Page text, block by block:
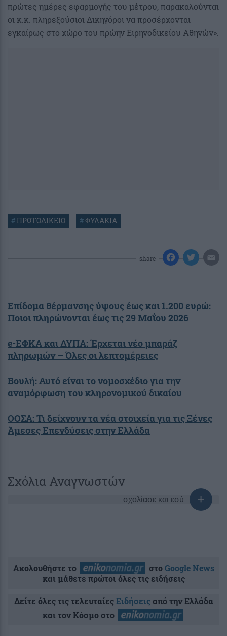
πρώτες ημέρες εφαρμογής του μέτρου, παρακαλούνται
οι κ.κ. πληρεξούσιοι Δικηγόροι να προσέρχονται
εγκαίρως στο χώρο του πρώην Ειρηνοδικείου Αθηνών».
#ΠΡΩΤΟΔΙΚΕΙΟ #ΦΥΛΑΚΙΑ
share
Επίδομα θέρμανσης ύψους έως και 1.200 ευρώ:
Ποιοι πληρώνονται έως τις 29 Μαΐου 2026
e-ΕΦΚΑ και ΔΥΠΑ: Έρχεται νέο μπαράζ
πληρωμών – Όλες οι λεπτομέρειες
Βουλή: Αυτό είναι το νομοσχέδιο για την
αναμόρφωση του κληρονομικού δικαίου
ΟΟΣΑ: Τι δείχνουν τα νέα στοιχεία για τις Ξένες
Άμεσες Επενδύσεις στην Ελλάδα
Σχόλια Αναγνωστών
σχολίασε και εσύ
Ακολουθήστε το στοGoogle News
και μάθετε πρώτοι όλες τις ειδήσεις
Δείτε όλες τις τελευταίεςΕιδήσειςαπό την Ελλάδα
και τον Κόσμο στο